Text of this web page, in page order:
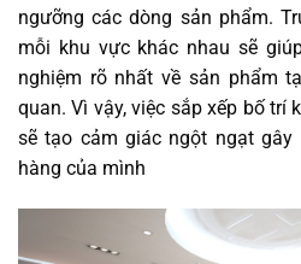
ngưỡng các dòng sản phẩm.
mỗi khu vực khác nhau sẽ
nghiệm rõ nhất về sản phẩm
quan. Vì vậy, việc sắp xếp bố trí
sẽ tạo cảm giác ngột ngạt
hàng của mình